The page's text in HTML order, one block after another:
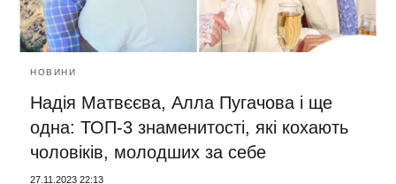
НОВИНИ
Надія Матвєєва, Алла Пугачова і ще
одна: ТОП-3 знаменитості, які кохають
чоловіків, молодших за себе
27.11.2023 22:13